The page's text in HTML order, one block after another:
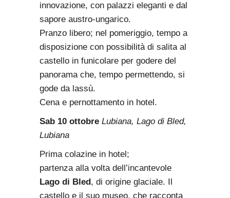
innovazione, con palazzi eleganti e dal
sapore austro-ungarico.
Pranzo libero; nel pomeriggio, tempo a
disposizione con possibilità di salita al
castello in funicolare per godere del
panorama che, tempo permettendo, si
gode da lassù.
Cena e pernottamento in hotel.
Sab 10 ottobreLubiana, Lago di Bled,
Lubiana
Prima colazine in hotel;
partenza alla volta dell’incantevole
Lago di Bled, di origine glaciale. Il
castello e il suo museo, che racconta